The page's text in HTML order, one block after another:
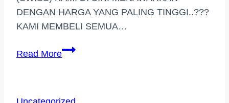
DENGAN HARGA YANG PALING TINGGI..???
KAMI MEMBELI SEMUA…
Read MorePEMBELI